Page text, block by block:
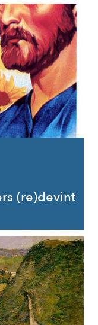
(re)devint